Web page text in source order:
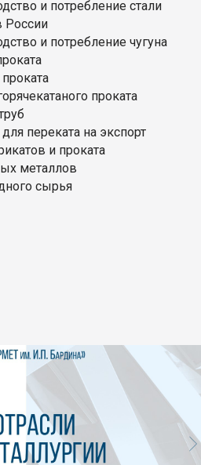
и потребление стали
России
и потребление чугуна
проката
переката на экспорт
и проката
металлов
сырья